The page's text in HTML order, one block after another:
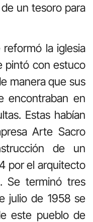
un tesoro para
la iglesia
pintó con estuco
manera que sus
encontraban en
Estas habían
Arte Sacro
de un
por el arquitecto
Se terminó tres
julio de 1958 se
este pueblo de